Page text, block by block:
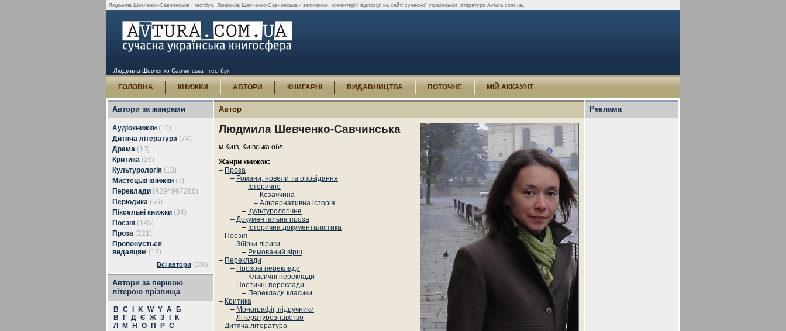
Людмила Шевченко-Савчинська : гестбук. Людмила Шевченко-Савчинська - запитання, коментарі і відповіді на сайті сучасної української літератури Avtura.com.ua.
Людмила Шевченко-Савчинська : гестбук
ГОЛОВНА КНИЖКИ АВТОРИ КНИГАРНІ ВИДАВНИЦТВА ПОТОЧНЕ МІЙ АККАУНТ
Автори за жанрами
Аудіокнижки (10)
Дитяча література (74)
Драма (13)
Критика (26)
Культурологія (18)
Мистецькі книжки (7)
Переклади (4294967266)
Періодика (56)
Піксельні книжки (34)
Поезія (145)
Проза (221)
Пропонується
видавцям (13)
Всі автори (336)
Автори за першою
літерою прізвища
B C K W Y А
Б
В
Г Д Є Ж З
К
Л
М Н О П Р С
Автор
Людмила Шевченко-Савчинська
м.Київ, Київська обл.
Жанри книжок:
– Проза
– Романи, новели та оповідання
– Історичне
– Козаччина
– Альтернативна історія
– Культурологічне
– Документальна проза
– Історична документалістика
– Поезія
– Збірки лірики
– Римований вірш
– Переклади
– Прозові переклади
– Класичні переклади
– Поетичні переклади
– Переклади класики
– Критика
– Монографії, підручники
– Літературознавство
– Дитяча література
Реклама